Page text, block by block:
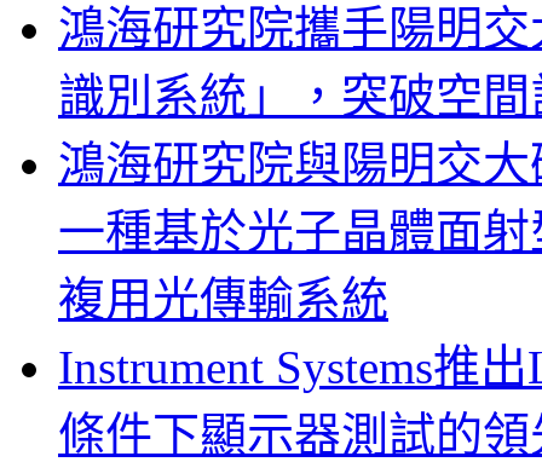
鴻海研究院攜手陽明
識別系統」，突破空
鴻海研究院與陽明交
一種基於光子晶體面
複用光傳輸系統
Instrument Systems推
條件下顯示器測試的